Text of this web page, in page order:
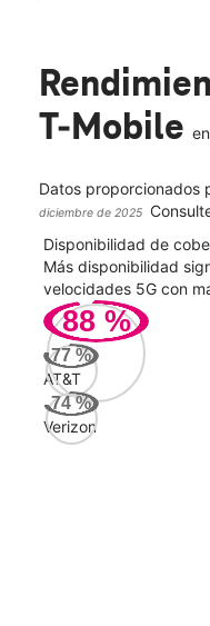
T-Mobile en
Datos proporcionados
diciembre de 2025
Disponibilidad de
Más disponibilidad
velocidades 5G con
88 %
77 %
AT&T
74%
Verizon